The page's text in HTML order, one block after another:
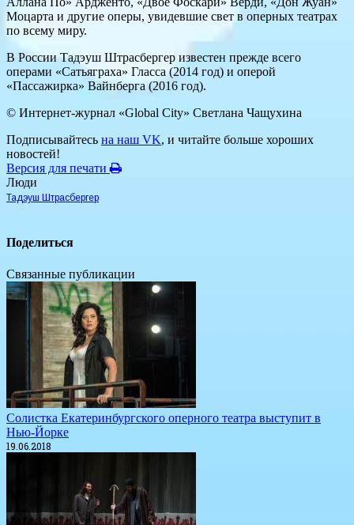
Моцарта и другие оперы, увидевшие свет в оперных театрах
по всему миру.
В России Тадэуш Штрасбергер известен прежде всего
операми «Сатьяграха» Гласса (2014 год) и оперой
«Пассажирка» Вайнберга (2016 год).
© Интернет-журнал «Global City» Светлана Чащухина
Подписывайтесь на наш VK, и читайте больше хороших
новостей!
Версия для печати
Люди
Тадэуш Штрасбергер
Поделиться
Связанные публикации
Солистка Екатеринбургского оперного театра выступит в
Нью-Йорке
19.06.2018